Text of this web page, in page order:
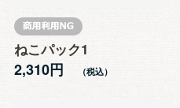
ねこパック1
2,310円